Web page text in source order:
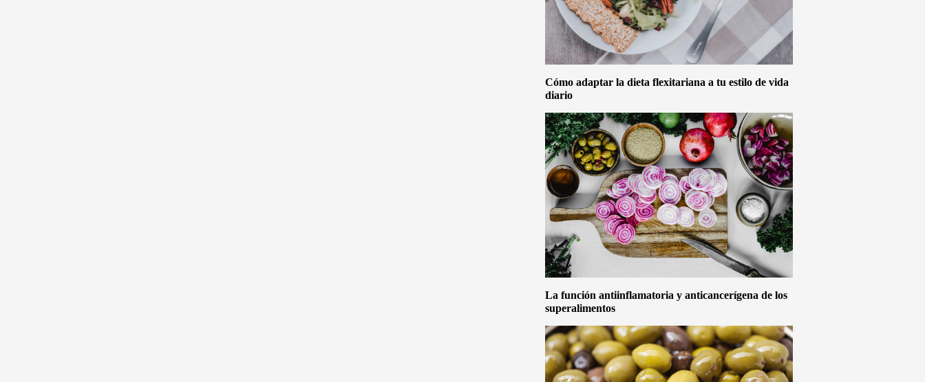
Cómo adaptar la dieta flexitariana a tu estilo de vida
diario
La función antiinflamatoria y anticancerígena de los
superalimentos